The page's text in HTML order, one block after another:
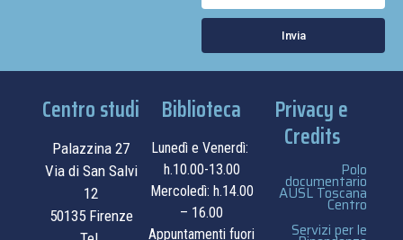
Invia
Centro studi
Palazzina 27
Via di San Salvi
12
50135 Firenze
Biblioteca
Lunedì e Venerdì:
h.10.00-13.00
Mercoledì: h.14.00
– 16.00
Appuntamenti fuori
Privacy e
Credits
Polo
documentario
AUSL Toscana
Centro
Servizi per le